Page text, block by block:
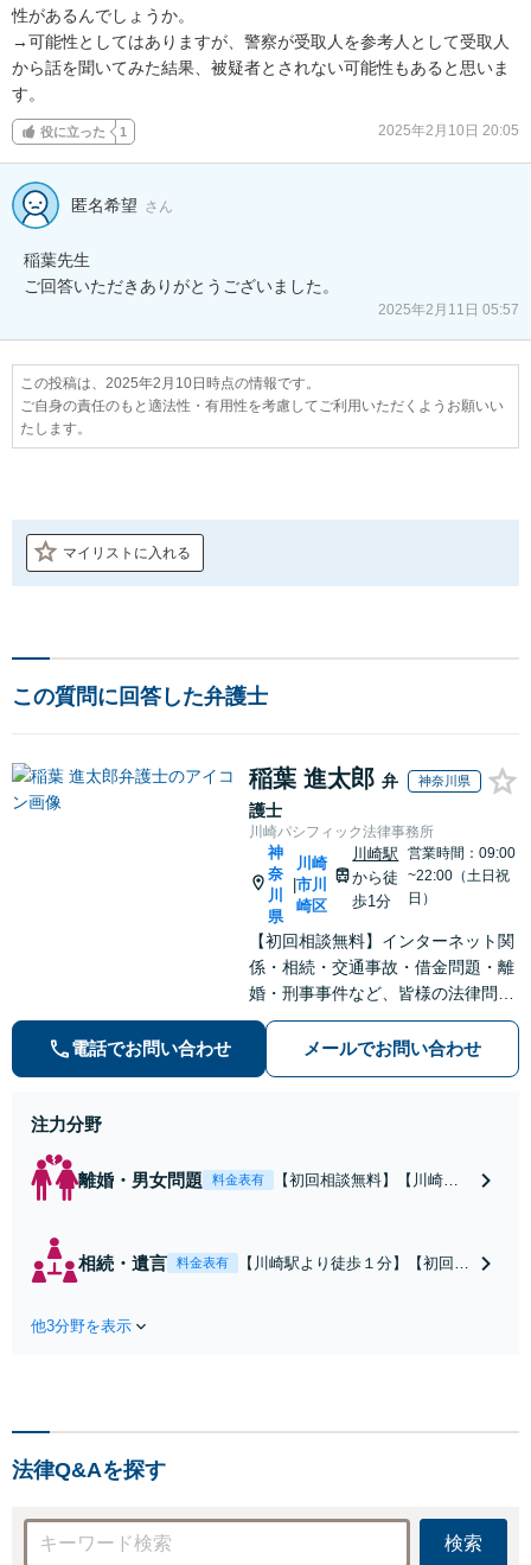
性があるんでしょうか。
→可能性としてはありますが、警察が受取人を参考人として受取人
から話を聞いてみた結果、被疑者とされない可能性もあると思いま
す。
役に立った 1 2025年2月10日 20:05
匿名希望 さん
稲葉先生
ご回答いただきありがとうございました。
2025年2月11日 05:57
この投稿は、2025年2月10日時点の情報です。
ご自身の責任のもと適法性・有用性を考慮してご利用いただくようお願いい
たします。
マイリストに入れる
この質問に回答した弁護士
稲葉 進太郎 弁
護士
神奈川県
川崎パシフィック法律事務所
神
奈
川
県
川崎
市川
崎区
川崎駅
から徒
歩1分
営業時間：09:00
~22:00（土日祝
日）
【初回相談無料】インターネット関
係・相続・交通事故・借金問題・離
婚・刑事事件など、皆様の法律問題
を解決すべく、親身になって取り組
みます。クチコミ・リピーターの方
も多数。お気軽にお問い合わせ下さ
電話でお問い合わせ メールでお問い合わせ
注力分野
離婚・男女問題 料金表有
【初回相談無料】【川崎駅
割・婚姻費用・養育費・財
相続・遺言 料金表有
【川崎駅より徒歩１分】【初回相
他3分野を表示
法律Q&Aを探す
検索